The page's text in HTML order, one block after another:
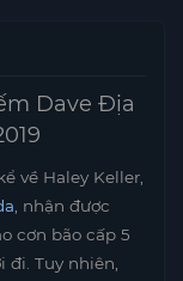
Dave Địa
về Haley Keller,
, nhận được
cơn bão cấp 5
đi. Tuy nhiên,